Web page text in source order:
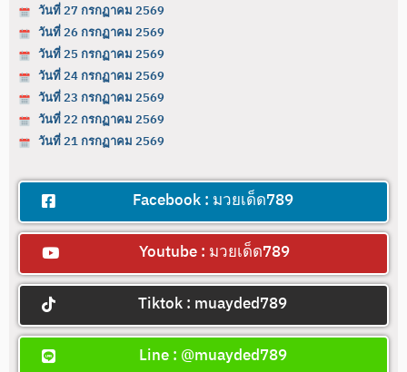
วันที่ 27 กรกฏาคม 2569
วันที่ 26 กรกฏาคม 2569
วันที่ 25 กรกฏาคม 2569
วันที่ 24 กรกฏาคม 2569
วันที่ 23 กรกฏาคม 2569
วันที่ 22 กรกฏาคม 2569
วันที่ 21 กรกฏาคม 2569
Facebook : มวยเด็ด789
Youtube : มวยเด็ด789
Tiktok : muayded789
Line : @muayded789